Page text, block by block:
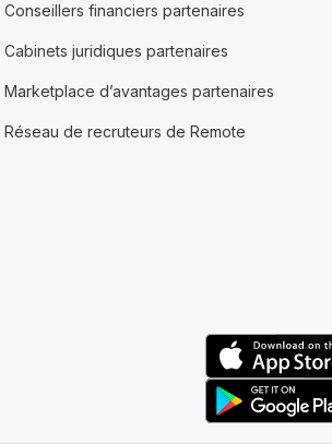
Conseillers financiers partenaires
Cabinets juridiques partenaires
Marketplace d’avantages partenaires
Réseau de recruteurs de Remote